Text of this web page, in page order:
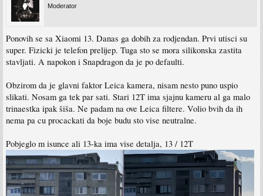
Moderator
Ponovih se sa Xiaomi 13. Danas ga dobih za rodjendan. Prvi utisci su
super. Fizicki je telefon prelijep. Tuga sto se mora silikonska zastita
stavljati. A napokon i Snapdragon da je po defaulti.
Obzirom da je glavni faktor Leica kamera, nisam nesto puno uspio
slikati. Nosam ga tek par sati. Stari 12T ima sjajnu kameru al ga malo
trinaestka ipak šiša. Ne padam na ove Leica filtere. Volio bvih da ih
nema pa cu procackati da boje budu sto vise neutralne.
Pobjeglo m isunce ali 13-ka ima vise detalja, 13 / 12T